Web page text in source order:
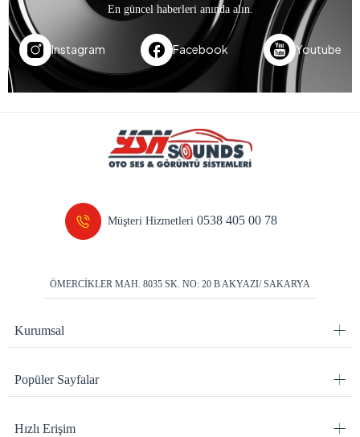
En güncel haberleri anında alın.
Instagram Facebook Youtube
Müşteri Hizmetleri0538 405 00 78
ÖMERCİKLER MAH. 8035 SK. NO: 20 B AKYAZI/ SAKARYA
Kurumsal
Popüler Sayfalar
Hızlı Erişim